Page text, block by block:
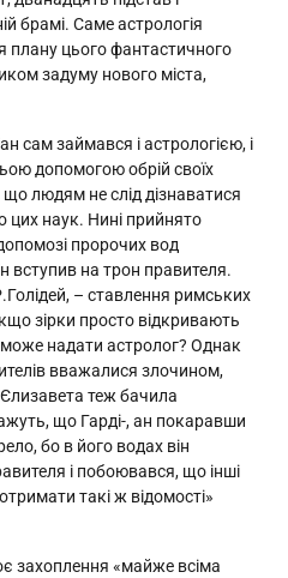
брамі. Саме астрологія
цього фантастичного
задуму нового міста,
сам займався і астрологією, і
допомогою обрій своїх
людям не слід дізнаватися
наук. Нині прийнято
пророчих вод
вступив на трон правителя.
– ставлення римських
зірки просто відкривають
надати астролог? Однак
вважалися злочином,
теж бачила
що Гарді-, ан покаравши
бо в його водах він
і побоювався, що інші
такі ж відомості»
захоплення «майже всіма